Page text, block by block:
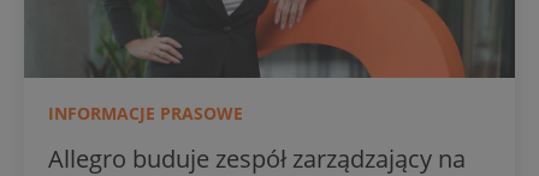
INFORMACJE PRASOWE
Allegro buduje zespół zarządzający na